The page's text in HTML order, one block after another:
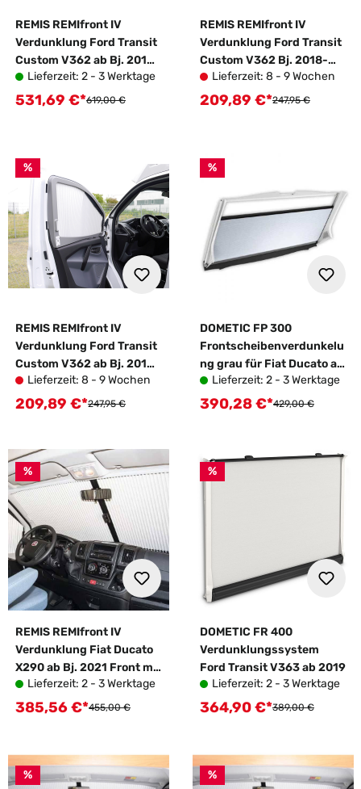
REMIS REMIfront IV
Verdunklung Ford Transit
Custom V362 ab Bj. 2018
Front mit Sichtpaket 2
Lieferzeit: 2 - 3 Werktage
Verkaufspreis:
531,69 €*Regulärer Preis:
619,00 €
REMIS REMIfront IV
Verdunklung Ford Transit
Custom V362 Bj. 2018-
2024 Seite rechts
Lieferzeit: 8 - 9 Wochen
Verkaufspreis:
209,89 €*Regulärer Preis:
247,95 €
%
REMIS REMIfront IV
Verdunklung Ford Transit
Custom V362 ab Bj. 2018
Seite links
Lieferzeit: 8 - 9 Wochen
Verkaufspreis:
209,89 €*Regulärer Preis:
247,95 €
%
DOMETIC FP 300
Frontscheibenverdunkelu
ng grau für Fiat Ducato ab
Modelljahr 06/2006 ohne
Rückspiegel
Lieferzeit: 2 - 3 Werktage
Verkaufspreis:
390,28 €*Regulärer Preis:
429,00 €
%
REMIS REMIfront IV
Verdunklung Fiat Ducato
X290 ab Bj. 2021 Front mit
Sensorpaket groß
Lieferzeit: 2 - 3 Werktage
Verkaufspreis:
385,56 €*Regulärer Preis:
455,00 €
%
DOMETIC FR 400
Verdunklungssystem
Ford Transit V363 ab 2019
Lieferzeit: 2 - 3 Werktage
Verkaufspreis:
364,90 €*Regulärer Preis:
389,00 €
% %